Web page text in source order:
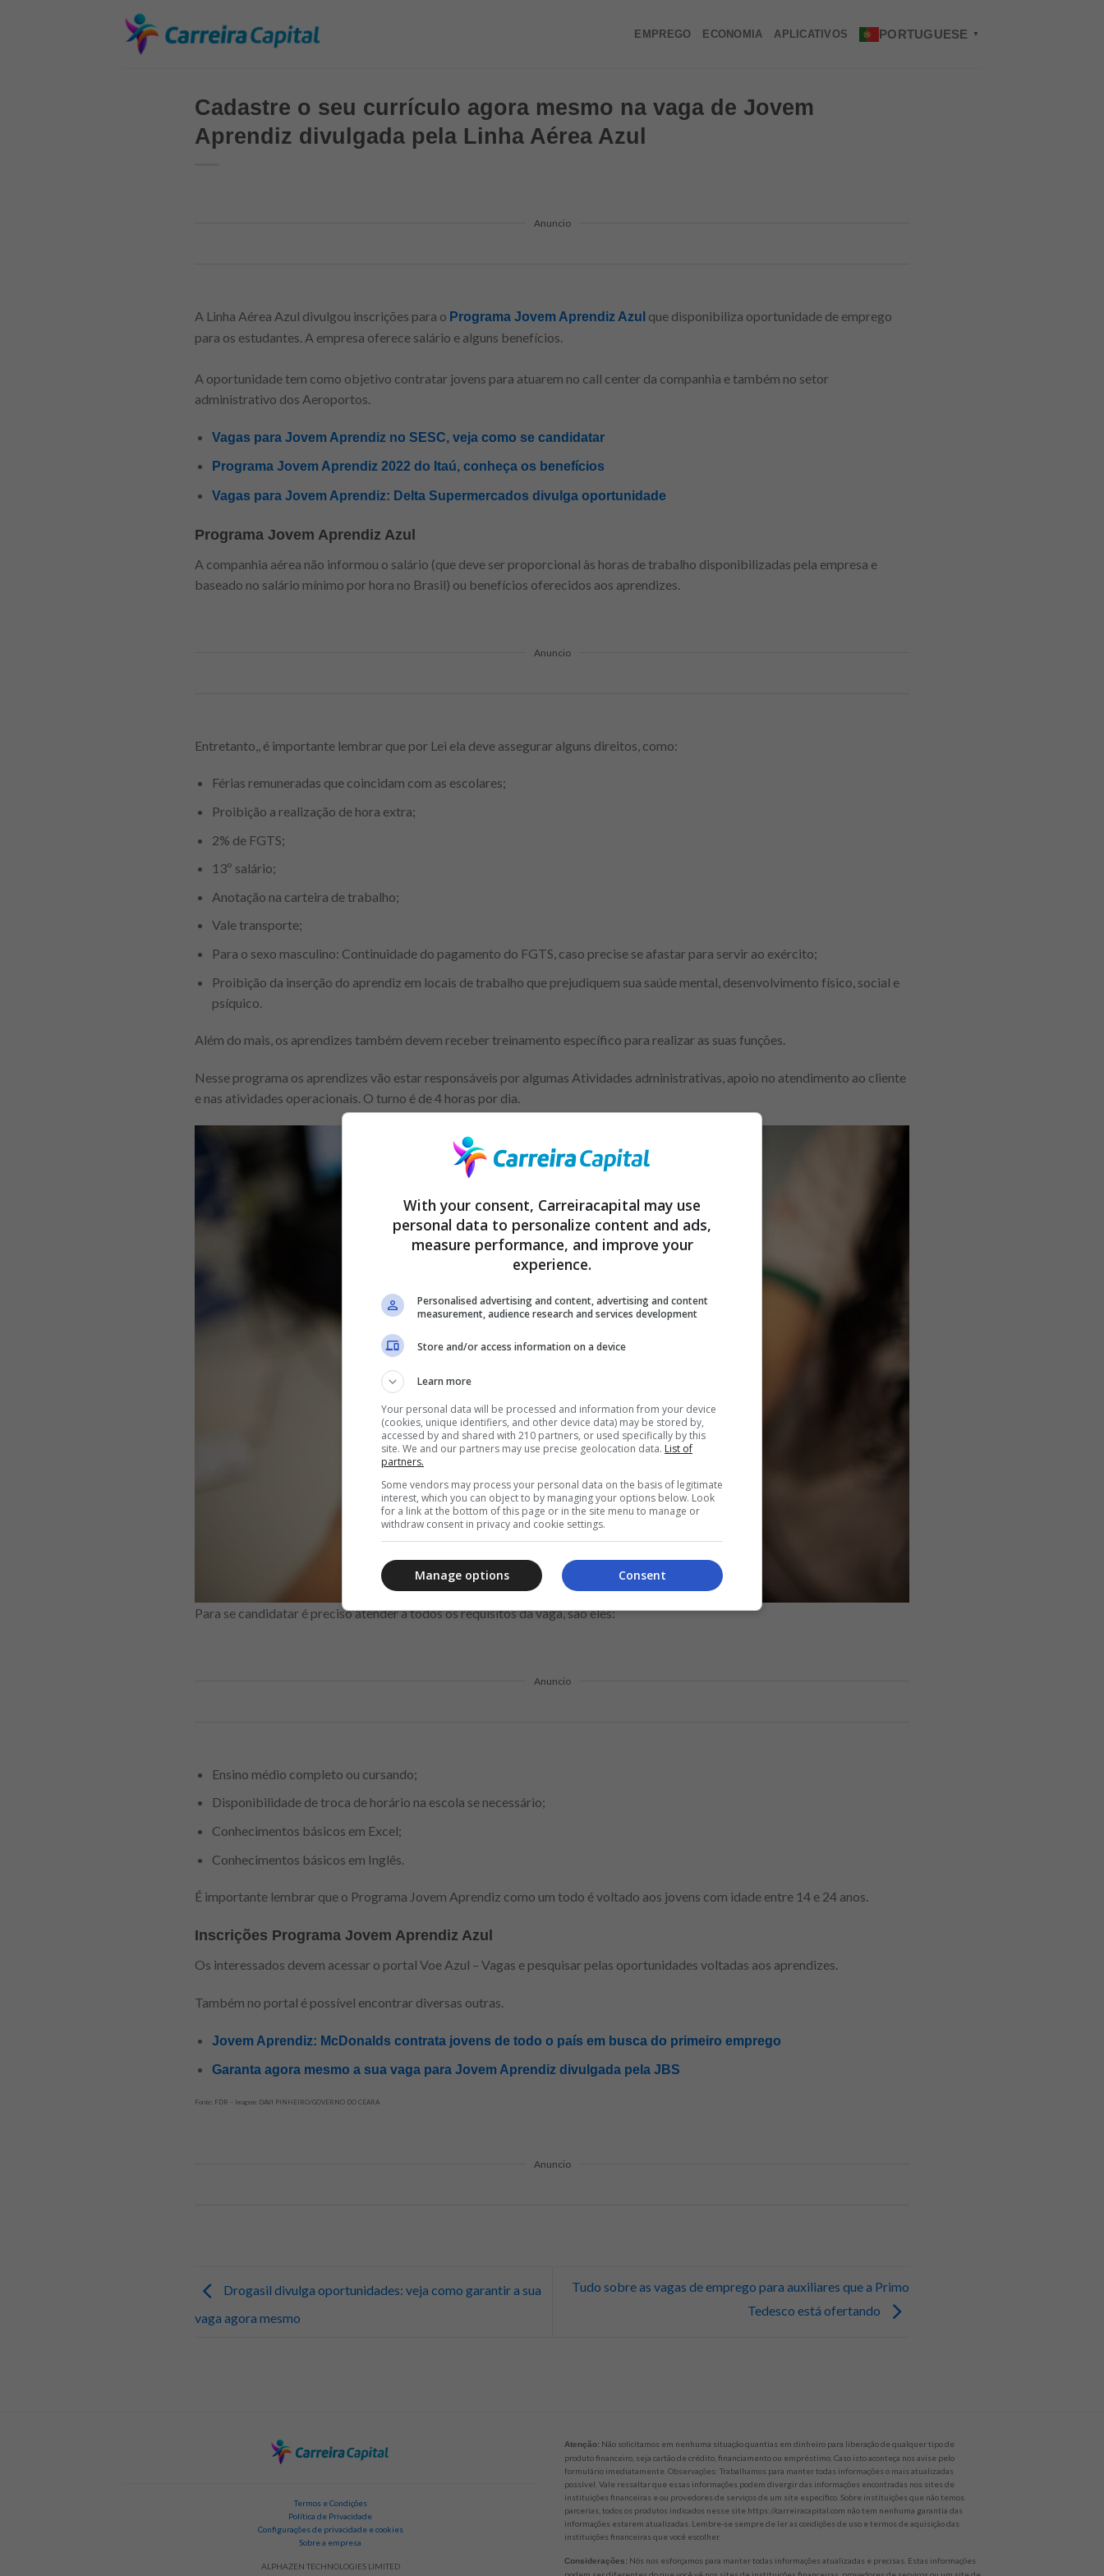
EMPREGO ECONOMIA APLICATIVOS PORTUGUESE ▼
Cadastre o seu currículo agora mesmo na vaga de Jovem
Aprendiz divulgada pela Linha Aérea Azul
Anuncio
A Linha Aérea Azul divulgou inscrições para o Programa Jovem Aprendiz Azul que disponibiliza oportunidade de emprego
para os estudantes. A empresa oferece salário e alguns benefícios.
A oportunidade tem como objetivo contratar jovens para atuarem no call center da companhia e também no setor
administrativo dos Aeroportos.
Vagas para Jovem Aprendiz no SESC, veja como se candidatar
Programa Jovem Aprendiz 2022 do Itaú, conheça os benefícios
Vagas para Jovem Aprendiz: Delta Supermercados divulga oportunidade
Programa Jovem Aprendiz Azul
A companhia aérea não informou o salário (que deve ser proporcional às horas de trabalho disponibilizadas pela empresa e
baseado no salário mínimo por hora no Brasil) ou benefícios oferecidos aos aprendizes.
Anuncio
Entretanto,, é importante lembrar que por Lei ela deve assegurar alguns direitos, como:
Férias remuneradas que coincidam com as escolares;
Proibição a realização de hora extra;
2% de FGTS;
13º salário;
Anotação na carteira de trabalho;
Vale transporte;
Para o sexo masculino: Continuidade do pagamento do FGTS, caso precise se afastar para servir ao exército;
Proibição da inserção do aprendiz em locais de trabalho que prejudiquem sua saúde mental, desenvolvimento físico, social e
psíquico.
Além do mais, os aprendizes também devem receber treinamento específico para realizar as suas funções.
Nesse programa os aprendizes vão estar responsáveis por algumas Atividades administrativas, apoio no atendimento ao cliente
e nas atividades operacionais. O turno é de 4 horas por dia.
Para se candidatar é preciso atender a todos os requisitos da vaga, são eles:
Anuncio
Ensino médio completo ou cursando;
Disponibilidade de troca de horário na escola se necessário;
Conhecimentos básicos em Excel;
Conhecimentos básicos em Inglês.
É importante lembrar que o Programa Jovem Aprendiz como um todo é voltado aos jovens com idade entre 14 e 24 anos.
Inscrições Programa Jovem Aprendiz Azul
Os interessados devem acessar o portal Voe Azul – Vagas e pesquisar pelas oportunidades voltadas aos aprendizes.
Também no portal é possível encontrar diversas outras.
Jovem Aprendiz: McDonalds contrata jovens de todo o país em busca do primeiro emprego
Garanta agora mesmo a sua vaga para Jovem Aprendiz divulgada pela JBS
Fonte: FDR – Imagem: DAVI PINHEIRO/GOVERNO DO CEARA
Anuncio
Drogasil divulga oportunidades: veja como garantir a sua
vaga agora mesmo
Tudo sobre as vagas de emprego para auxiliares que a Primo
Tedesco está ofertando
Termos e Condições
Política de Privacidade
Configurações de privacidade e cookies
Sobre a empresa
ALPHAZEN TECHNOLOGIES LIMITED
Atenção: Não solicitamos em nenhuma situação quantias em dinheiro para liberação de qualquer tipo de
produto financeiro, seja cartão de crédito, financiamento ou empréstimo. Caso isto aconteça nos avise pelo
formulário imediatamente. Observações: Trabalhamos para manter todas informações o mais atualizadas
possível. Vale ressaltar que essas informações podem divergir das informações encontradas nos sites de
instituições financeiras e ou provedores de serviços de um site específico. Sobre instituições que não temos
parcerias, todos os produtos indicados nesse site https://carreiracapital.com não tem nenhuma garantia das
informações estarem atualizadas. Lembre-se sempre de ler as condições de uso e termos de aquisição das
instituições financeiras que você escolher.
Considerações: Nós nos esforçamos para manter todas informações atualizadas e precisas. Estas informações
With your consent, Carreiracapital may use
personal data to personalize content and ads,
measure performance, and improve your
experience.
Personalised advertising and content, advertising and content
measurement, audience research and services development
Store and/or access information on a device
Learn more
Your personal data will be processed and information from your device
(cookies, unique identifiers, and other device data) may be stored by,
accessed by and shared with 210 partners, or used specifically by this
site. We and our partners may use precise geolocation data. List of
partners.
Some vendors may process your personal data on the basis of legitimate
interest, which you can object to by managing your options below. Look
for a link at the bottom of this page or in the site menu to manage or
withdraw consent in privacy and cookie settings.
Consent
Manage options